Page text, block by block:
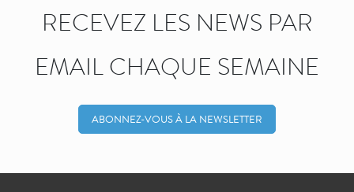
RECEVEZ LES NEWS PAR
EMAIL CHAQUE SEMAINE
ABONNEZ-VOUS À LA NEWSLETTER